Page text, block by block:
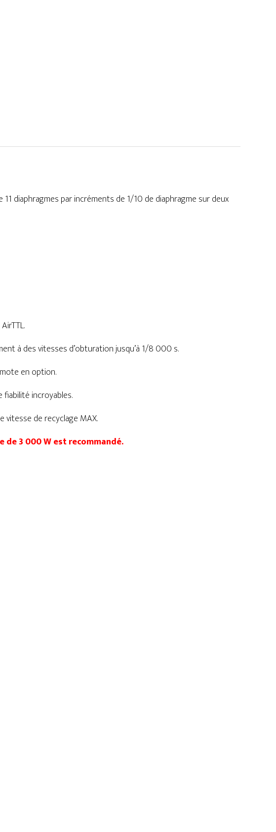
diaphragmes par incréments de 1/10 de diaphragme sur deux
à des vitesses d’obturation jusqu’à 1/8 000 s.
en option.
incroyables.
vitesse de recyclage MAX.
de 3 000 W est recommandé.